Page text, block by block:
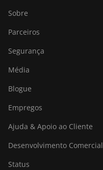
Sobre
Parceiros
Segurança
Média
Blogue
Empregos
Ajuda & Apoio ao Cliente
Desenvolvimento Comercial
Status